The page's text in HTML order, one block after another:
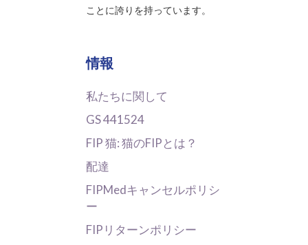
ことに誇りを持っています。
情報
私たちに関して
GS 441524
FIP 猫: 猫のFIPとは？
配達
FIPMedキャンセルポリシ
ー
FIPリターンポリシー